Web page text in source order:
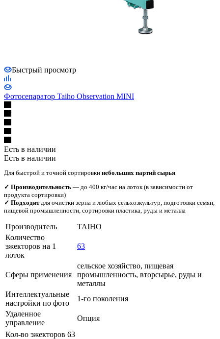
Быстрый просмотр
Фотосепаратор Taiho Observation MINI
Есть в наличии
Есть в наличии
Для быстрой и точной сортировки небольших партий сырья
✓ Производительность — до 400 кг/час на лоток (в зависимости от
продукта сортировки)
✓ Подходитдля очистки зерна и любых сельхозкультур, подготовки семян,
пищевой промышленности, сортировки пластика, руды и металла
Производитель
TAIHO
Количество
эжекторов на 1
лоток
63
Сферы применения
сельское хозяйство, пищевая
промышленность, вторсырье, руды и
металлы
Интеллектуальные
настройки по фото
1-го поколения
Удаленное
управление
Опция
Кол-во эжекторов 63